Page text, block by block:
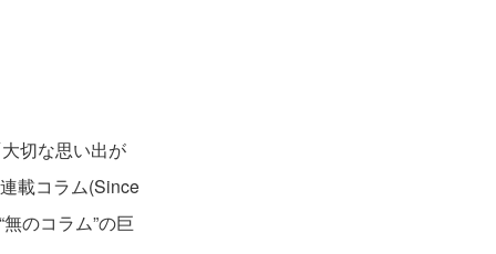
切な思い出が
載コラム(Since
のコラム”の巨